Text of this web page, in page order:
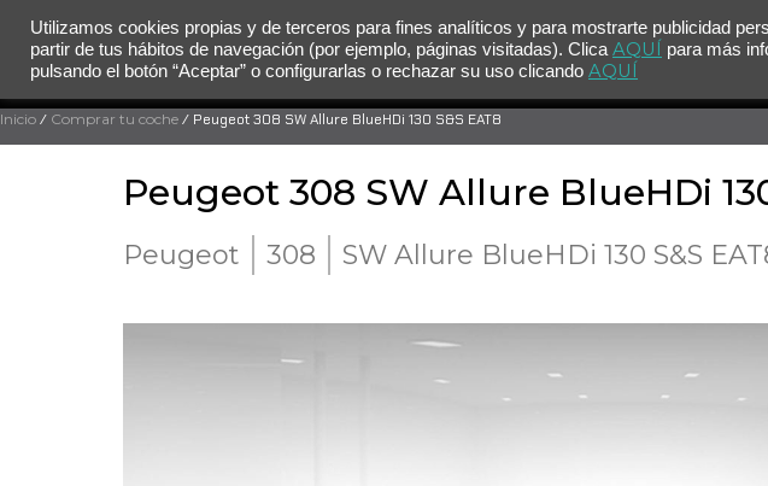
MENÚ
Inicio / Comprar tu coche / Peugeot 308 SW Allure BlueHDi 130 S&S EAT8
Peugeot 308 SW Allure BlueHDi
Peugeot 308 SW Allure BlueHDi 130 S&S
Utilizamos cookies propias y de terceros para fines analíticos y para mostrarte publicidad
partir de tus hábitos de navegación (por ejemplo, páginas visitadas). Clica AQUÍ para más
pulsando el botón “Aceptar” o configurarlas o rechazar su uso clicando AQUÍ